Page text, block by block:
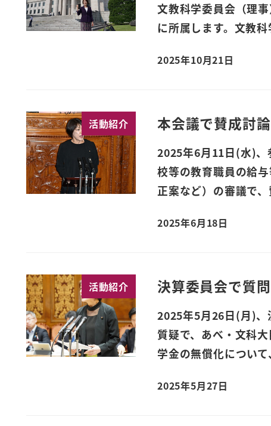
文教科学委員会（理
に所属します。文教
2025年10月21日
活動紹介 本会議で賛成討
2025年6月11日(水)、
校等の教育職員の給
正案など）の審議で
2025年6月18日
活動紹介 決算委員会で質
2025年5月26日(月)、
質疑で、あべ・文科
学金の無償化につい
2025年5月27日